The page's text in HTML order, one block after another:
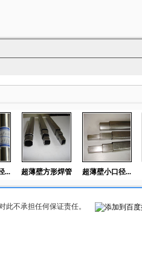
... 超薄壁方形焊管 超薄壁小口径...
不承担任何保证责任。